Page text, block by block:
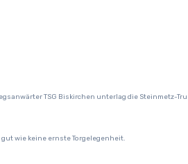
TSG Biskirchen unterlag die Steinmetz-
wie keine ernste Torgelegenheit.